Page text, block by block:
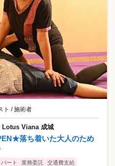
ト / 施術者
Lotus Viana 成城
落ち着いた大人のため
ート 業務委託
交通費支給